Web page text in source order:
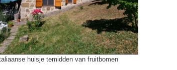
huisje temidden van fruitbomen